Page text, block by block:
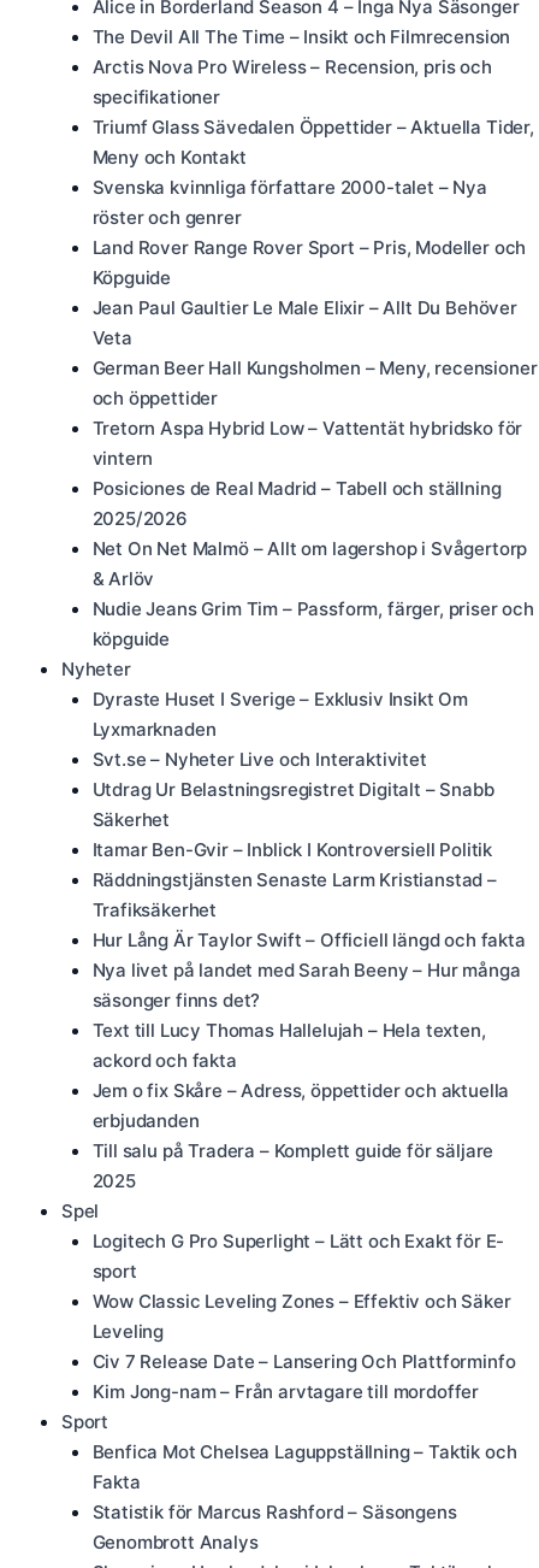
Alice in Borderland Season 4 – Inga Nya Säsonger
The Devil All The Time – Insikt och Filmrecension
Arctis Nova Pro Wireless – Recension, pris och
specifikationer
Triumf Glass Sävedalen Öppettider – Aktuella Tider,
Meny och Kontakt
Svenska kvinnliga författare 2000-talet – Nya
röster och genrer
Land Rover Range Rover Sport – Pris, Modeller och
Köpguide
Jean Paul Gaultier Le Male Elixir – Allt Du Behöver
Veta
German Beer Hall Kungsholmen – Meny, recensioner
och öppettider
Tretorn Aspa Hybrid Low – Vattentät hybridsko för
vintern
Posiciones de Real Madrid – Tabell och ställning
2025/2026
Net On Net Malmö – Allt om lagershop i Svågertorp
& Arlöv
Nudie Jeans Grim Tim – Passform, färger, priser och
köpguide
Nyheter
Dyraste Huset I Sverige – Exklusiv Insikt Om
Lyxmarknaden
Svt.se – Nyheter Live och Interaktivitet
Utdrag Ur Belastningsregistret Digitalt – Snabb
Säkerhet
Itamar Ben-Gvir – Inblick I Kontroversiell Politik
Räddningstjänsten Senaste Larm Kristianstad –
Trafiksäkerhet
Hur Lång Är Taylor Swift – Officiell längd och fakta
Nya livet på landet med Sarah Beeny – Hur många
säsonger finns det?
Text till Lucy Thomas Hallelujah – Hela texten,
ackord och fakta
Jem o fix Skåre – Adress, öppettider och aktuella
erbjudanden
Till salu på Tradera – Komplett guide för säljare
2025
Spel
Logitech G Pro Superlight – Lätt och Exakt för E-
sport
Wow Classic Leveling Zones – Effektiv och Säker
Leveling
Civ 7 Release Date – Lansering Och Plattforminfo
Kim Jong-nam – Från arvtagare till mordoffer
Sport
Benfica Mot Chelsea Laguppställning – Taktik och
Fakta
Statistik för Marcus Rashford – Säsongens
Genombrott Analys